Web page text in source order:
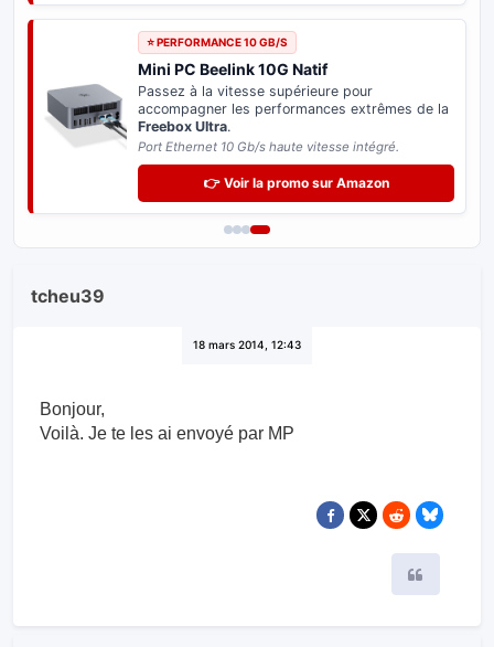
⭐ PERFORMANCE 10 GB/S
Mini PC Beelink 10G Natif
Passez à la vitesse supérieure pour
accompagner les performances extrêmes de la
Freebox Ultra.
Port Ethernet 10 Gb/s haute vitesse intégré.
👉 Voir la promo sur Amazon
tcheu39
18 mars 2014, 12:43
Bonjour,
Voilà. Je te les ai envoyé par MP